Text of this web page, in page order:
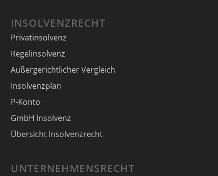
INSOLVENZRECHT
Privatinsolvenz
Regelinsolvenz
Außergerichtlicher Vergleich
Insolvenzplan
P-Konto
GmbH Insolvenz
Übersicht Insolvenzrecht
UNTERNEHMENSRECHT